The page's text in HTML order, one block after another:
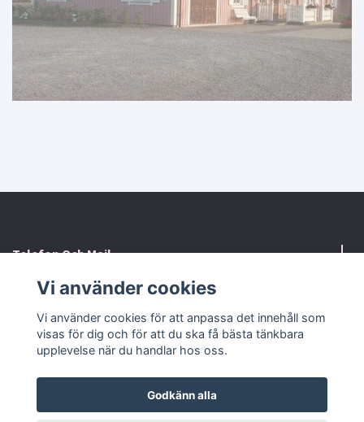
Telefon Och Mail
Kontaktformulär
Sociala medier
Vi använder cookies
Vi använder cookies för att anpassa det innehåll som
visas för dig och för att du ska få bästa tänkbara
upplevelse när du handlar hos oss.
Godkänn alla